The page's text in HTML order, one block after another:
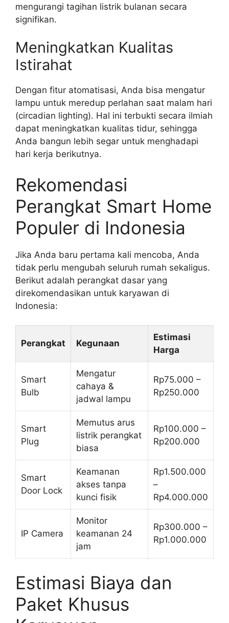
mengurangi tagihan listrik bulanan secara
signifikan.
Meningkatkan Kualitas
Istirahat
Dengan fitur atomatisasi, Anda bisa mengatur
lampu untuk meredup perlahan saat malam hari
(circadian lighting). Hal ini terbukti secara ilmiah
dapat meningkatkan kualitas tidur, sehingga
Anda bangun lebih segar untuk menghadapi
hari kerja berikutnya.
Rekomendasi
Perangkat Smart Home
Populer di Indonesia
Jika Anda baru pertama kali mencoba, Anda
tidak perlu mengubah seluruh rumah sekaligus.
Berikut adalah perangkat dasar yang
direkomendasikan untuk karyawan di
Indonesia:
Perangkat Kegunaan
Estimasi
Harga
Smart
Bulb
Mengatur
cahaya &
jadwal lampu
Rp75.000 –
Rp250.000
Smart
Plug
Memutus arus
listrik perangkat
biasa
Rp100.000 –
Rp200.000
Smart
Door Lock
Keamanan
akses tanpa
kunci fisik
Rp1.500.000
–
Rp4.000.000
IP Camera
Monitor
keamanan 24
jam
Rp300.000 –
Rp1.000.000
Estimasi Biaya dan
Paket Khusus